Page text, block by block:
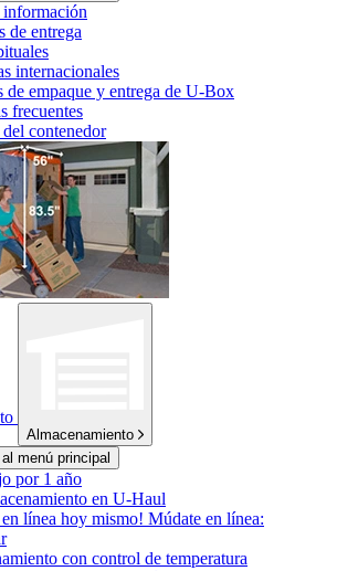
información
de entrega
internacionales
de empaque y entrega de U-Box
frecuentes
contenedor
Almacenamiento
menú principal
por 1 año
en U-Haul
en línea hoy mismo! Múdate en línea:
con control de temperatura